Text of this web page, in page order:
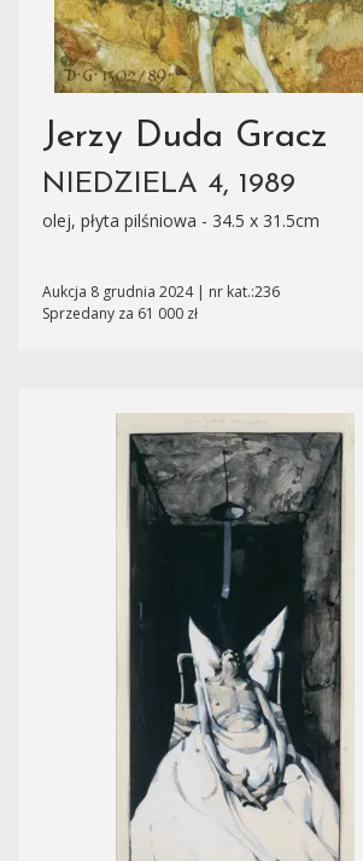
Jerzy Duda Gracz
NIEDZIELA 4, 1989
olej, płyta pilśniowa - 34.5 x 31.5cm
Aukcja 8 grudnia 2024 | nr kat.:236
Sprzedany za 61 000 zł